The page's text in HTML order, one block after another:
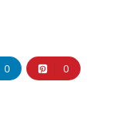
0 0